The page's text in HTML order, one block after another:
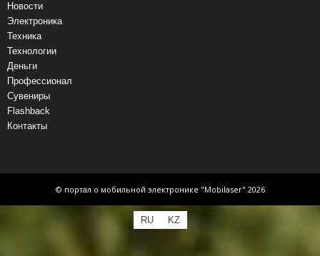
Новости
Электроника
Техника
Технологии
Деньги
Профессионал
Сувениры
Flashback
Контакты
© портал о мобильной электронике "Mobilaser" 2026
RU KZ